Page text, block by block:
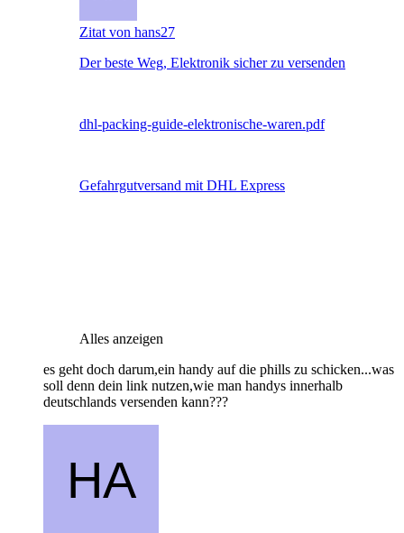
Zitat von hans27
Der beste Weg, Elektronik sicher zu versenden
dhl-packing-guide-elektronische-waren.pdf
Gefahrgutversand mit DHL Express
Alles anzeigen
es geht doch darum,ein handy auf die phills zu schicken...was
soll denn dein link nutzen,wie man handys innerhalb
deutschlands versenden kann???